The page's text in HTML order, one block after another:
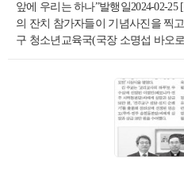
앞에 우리는 하나”발행일2024-02-
의 잔치 참가자들이 기념사진을 찍
구 청소년교육국(국장 소명섭 바오